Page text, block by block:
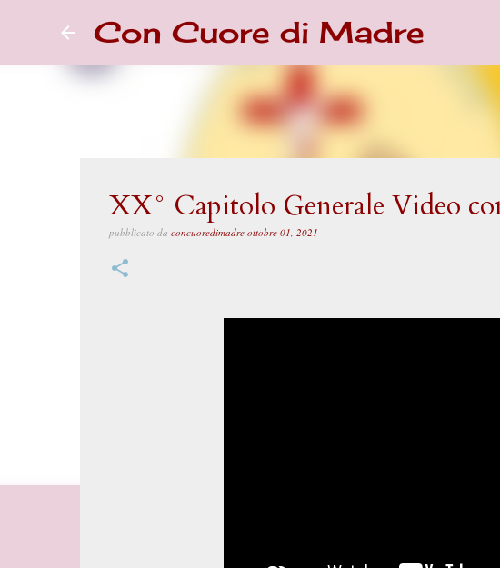
Con Cuore di Madre
XX° Capitolo Generale Video
pubblicato da concuoredimadre ottobre 01, 2021